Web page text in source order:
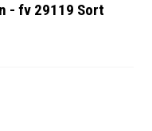
- fv 29119 Sort